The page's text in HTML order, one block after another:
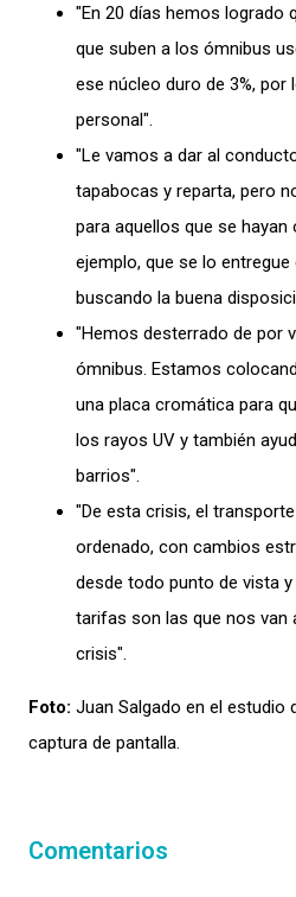
"En 20 días hemos logrado
que suben a los ómnibus
ese núcleo duro de 3%, por
personal".
"Le vamos a dar al
tapabocas y reparta, pero
para aquellos que se
ejemplo, que se lo
buscando la buena
"Hemos desterrado de por
ómnibus. Estamos
una placa cromática para
los rayos UV y también
barrios".
"De esta crisis, el
ordenado, con cambios
desde todo punto de vista
tarifas son las que nos van
crisis".
Foto: Juan Salgado en el estudio
captura de pantalla.
Comentarios